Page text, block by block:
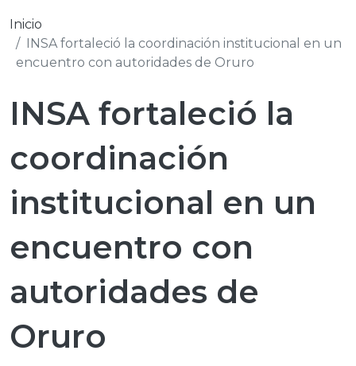
Inicio
INSA fortaleció la coordinación institucional en un
encuentro con autoridades de Oruro
INSA fortaleció la
coordinación
institucional en un
encuentro con
autoridades de
Oruro